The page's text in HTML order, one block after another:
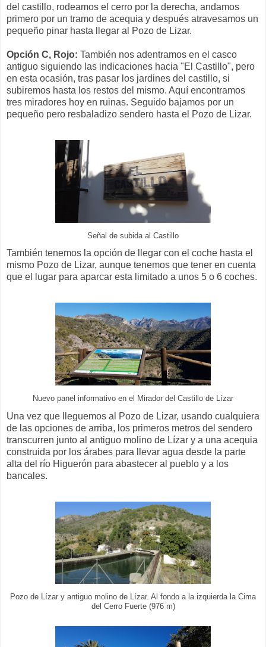
del castillo, rodeamos el cerro por la derecha, andamos
primero por un tramo de acequia y después atravesamos un
pequeño pinar hasta llegar al Pozo de Lizar.
Opción C, Rojo: También nos adentramos en el casco
antiguo siguiendo las indicaciones hacia "El Castillo", pero
en esta ocasión, tras pasar los jardines del castillo, si
subiremos hasta los restos del mismo. Aquí encontramos
tres miradores hoy en ruinas. Seguido bajamos por un
pequeño pero resbaladizo sendero hasta el Pozo de Lizar.
Señal de subida al Castillo
También tenemos la opción de llegar con el coche hasta el
mismo Pozo de Lizar, aunque tenemos que tener en cuenta
que el lugar para aparcar esta limitado a unos 5 o 6 coches.
Nuevo panel informativo en el Mirador del Castillo de Lízar
Una vez que lleguemos al Pozo de Lizar, usando cualquiera
de las opciones de arriba, los primeros metros del sendero
transcurren junto al antiguo molino de Lízar y a una acequia
construida por los árabes para llevar agua desde la parte
alta del río Higuerón para abastecer al pueblo y a los
bancales.
Pozo de Lízar y antiguo molino de Lízar. Al fondo a la izquierda la Cima
del Cerro Fuerte (976 m)